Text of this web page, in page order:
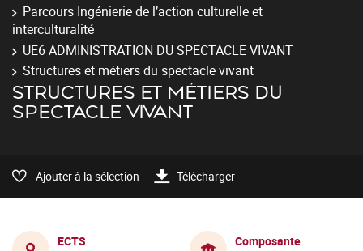
Parcours Ingénierie de l’action culturelle et
interculturalité
UE6 ADMINISTRATION DU SPECTACLE VIVANT
Structures et métiers du spectacle vivant
STRUCTURES ET MÉTIERS DU
SPECTACLE VIVANT
Ajouter à la sélection Télécharger
ECTS
Composante